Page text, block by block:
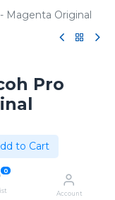
to Cart
0
Account
Magenta Original
Pro